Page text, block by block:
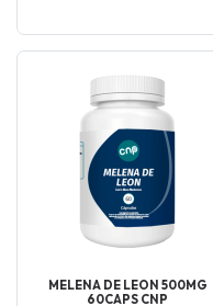
MELENA DE LEON 500MG
60CAPS CNP